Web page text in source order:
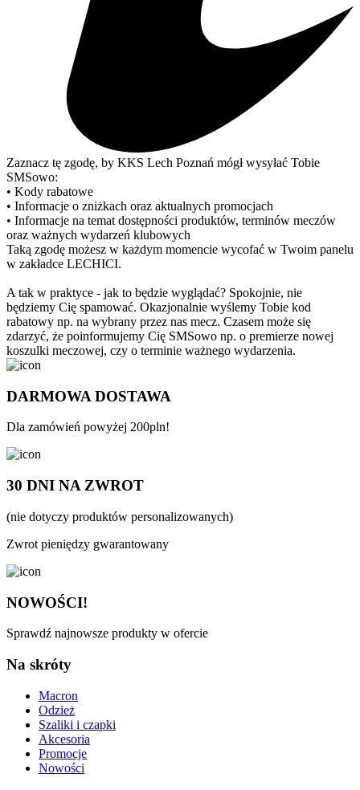
Zaznacz tę zgodę, by KKS Lech Poznań mógł wysyłać Tobie
SMSowo:
• Kody rabatowe
• Informacje o zniżkach oraz aktualnych promocjach
• Informacje na temat dostępności produktów, terminów meczów
oraz ważnych wydarzeń klubowych
Taką zgodę możesz w każdym momencie wycofać w Twoim panelu
w zakładce LECHICI.
A tak w praktyce - jak to będzie wyglądać? Spokojnie, nie
będziemy Cię spamować. Okazjonalnie wyślemy Tobie kod
rabatowy np. na wybrany przez nas mecz. Czasem może się
zdarzyć, że poinformujemy Cię SMSowo np. o premierze nowej
koszulki meczowej, czy o terminie ważnego wydarzenia.
DARMOWA DOSTAWA
Dla zamówień powyżej 200pln!
30 DNI NA ZWROT
(nie dotyczy produktów personalizowanych)
Zwrot pieniędzy gwarantowany
NOWOŚCI!
Sprawdź najnowsze produkty w ofercie
Na skróty
Macron
Odzież
Szaliki i czapki
Akcesoria
Promocje
Nowości